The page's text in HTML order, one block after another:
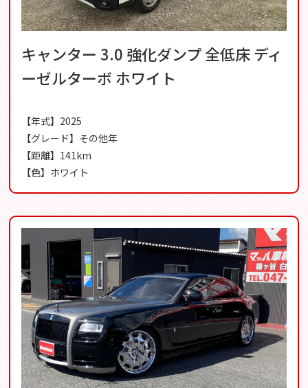
キャンター 3.0 強化ダンプ 全低床 ディ
ーゼルターボ ホワイト
【年式】2025
【グレード】その他年
【距離】141km
【色】ホワイト